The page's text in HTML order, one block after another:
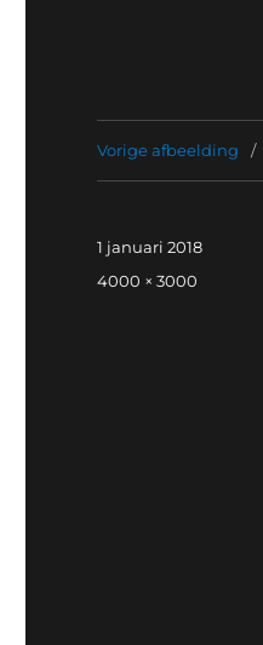
Vorige afbeelding
Geplaatst
op
1 januari 2018
Volledige
4000 × 3000